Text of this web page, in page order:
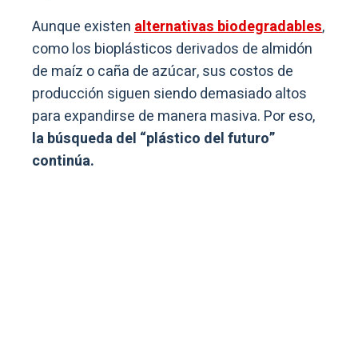
Aunque existenalternativas biodegradables,
como los bioplásticos derivados de almidón
de maíz o caña de azúcar, sus costos de
producción siguen siendo demasiado altos
para expandirse de manera masiva. Por eso,
la búsqueda del “plástico del futuro”
continúa.